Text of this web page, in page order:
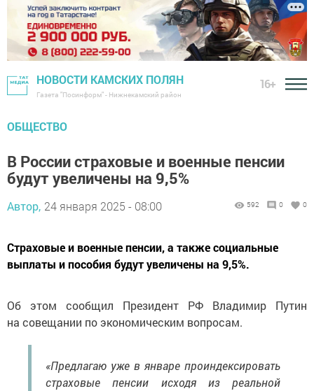
НОВОСТИ КАМСКИХ ПОЛЯН
Газета "Посинформ" - Нижнекамский район
16+
ОБЩЕСТВО
В России страховые и военные пенсии
будут увеличены на 9,5%
Автор, 24 января 2025 - 08:00 592 0 0
Страховые и военные пенсии, а также социальные
выплаты и пособия будут увеличены на 9,5%.
Об этом сообщил Президент РФ Владимир Путин
на совещании по экономическим вопросам.
«Предлагаю уже в январе проиндексировать
страховые пенсии исходя из реальной